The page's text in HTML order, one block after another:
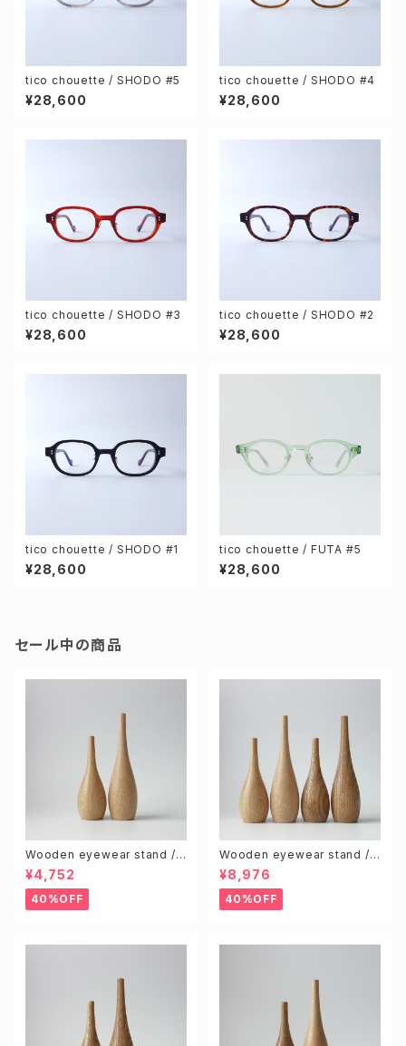
tico chouette / SHODO #5
¥28,600
tico chouette / SHODO #4
¥28,600
tico chouette / SHODO #3
¥28,600
tico chouette / SHODO #2
¥28,600
tico chouette / SHODO #1
¥28,600
tico chouette / FUTA #5
¥28,600
セール中の商品
Wooden eyewear stand /
Natural (S & L size 2pcs)
¥4,752
40%OFF
Wooden eyewear stand /
Natural & Brown (S & L 4pc
s)
¥8,976
40%OFF